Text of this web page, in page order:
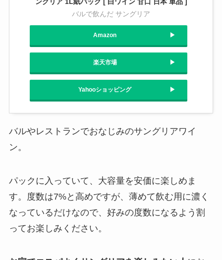
バルで飲んだ サングリア
Amazon
楽天市場
Yahooショッピング
バルやレストランでおなじみのサングリアワイ
ン。
パックに入っていて、大容量を安価に楽しめま
す。度数は7%と高めですが、薄めて飲む用に濃く
なっているだけなので、好みの度数になるよう割
ってお楽しみください。